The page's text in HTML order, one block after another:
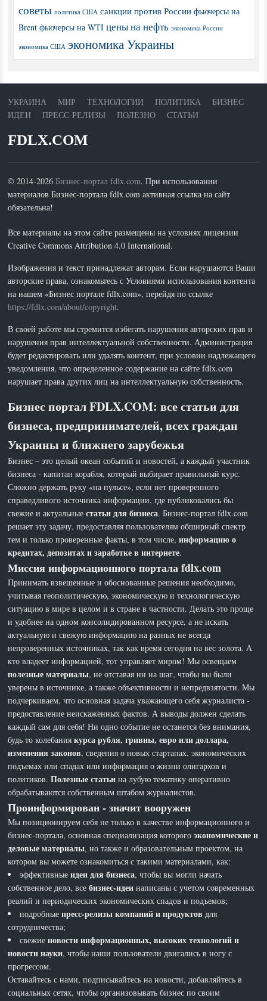
советы политика США санкции против России фьючерсы на
Brent фьючерсы на WTI цены на нефть экономика России
экономика США экономика Украины
УКРАИНА МИР ТЕХНОЛОГИИ ПОЛИТИКА
БИЗНЕС
ИДЕИ
ПРЕСС-РЕЛИЗЫ ПОЛЕЗНО СТАТЬИ
FDLX.COM
© 2014-2026Бизнес-портал fdlx.com. При использовании
материалов Бизнес-портала fdlx.com активная ссылка на сайт
обязательна!
Все материалы на этом сайте размещены на условиях лицензии
Creative Commons Attribution 4.0 International.
Изображения и текст принадлежат авторам. Если нарушаются Ваши
авторские права, ознакомьтесь с Условиями использования контента
на нашем «Бизнес портале fdlx.com», перейдя по ссылке
https://fdlx.com/about/copyright.
В своей работе мы стремится избегать нарушения авторских прав и
нарушения прав интеллектуальной собственности. Администрация
будет редактировать или удалять контент, при условии надлежащего
уведомления, что определенное содержание на сайте fdlx.com
нарушает права других лиц на интеллектуальную собственность.
Бизнес портал FDLX.COM: все статьи для
бизнеса, предпринимателей, всех граждан
Украины и ближнего зарубежья
Бизнес – это целый океан событий и новостей, а каждый участник
бизнеса - капитан корабля, который выбирает правильный курс.
Сложно держать руку «на пульсе», если нет проверенного
справедливого источника информации, где публиковались бы
свежие и актуальныестатьи для бизнеса. Бизнес-портал fdlx.com
решает эту задачу, предоставляя пользователям обширный спектр
тем и только проверенные факты, в том числе,информацию о
кредитах, депозитах и заработке в интернете.
Миссия информационного портала fdlx.com
Принимать взвешенные и обоснованные решения необходимо,
учитывая геополитическую, экономическую и технологическую
ситуацию в мире в целом и в стране в частности. Делать это проще
и удобнее на одном консолидированном ресурсе, а не искать
актуальную и свежую информацию на разных не всегда
непроверенных источниках, так как время сегодня на вес золота. А
кто владеет информацией, тот управляет миром! Мы освещаем
полезные материалы, не отставая ни на шаг, чтобы вы были
уверены в источнике, а также объективности и непредвзятости. Мы
подчеркиваем, что основная задача уважающего себя журналиста -
предоставление неискаженных фактов. А выводы должен сделать
каждый сам для себя! Ни одно событие не останется без внимания,
будь то колебаниякурса рубля, гривны, евро или доллара,
изменения законов, сведения о новых стартапах, экономических
подъемах или спадах или информация о жизни олигархов и
политиков.Полезные статьи на лубую тематику оперативно
обрабатываются собственным штабом журналистов.
Проинформирован - значит вооружен
Мы позиционируем себя не только в качестве информационного и
бизнес-портала, основная специализация которогоэкономические и
деловые материалы, но также и образовательным проектом, на
котором вы можете ознакомиться с такими материалами, как:
эффективныеидеи для бизнеса, чтобы вы могли начать
собственное дело, всебизнес-идеи написаны с учетом современных
реалий и периодических экономических спадов и подъемов;
подробныепресс-релизы компаний и продуктов для
сотрудничества;
свежиеновости информационных, высоких технологий и
новости науки, чтобы наши пользователи двигались в ногу с
прогрессом.
Оставайтесь с нами, подписывайтесь на новости, добавляйтесь в
социальных сетях, чтобы организовывать бизнес по своим